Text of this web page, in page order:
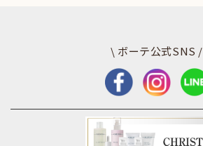
\ ボーテ公式SNS /